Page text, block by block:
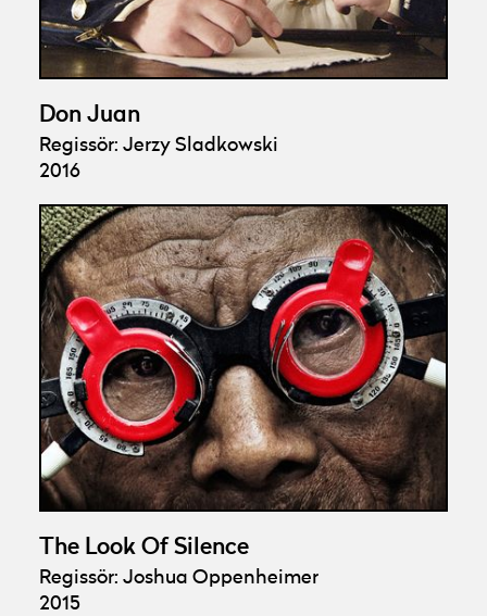
Don Juan
Regissör: Jerzy Sladkowski
2016
The Look Of Silence
Regissör: Joshua Oppenheimer
2015